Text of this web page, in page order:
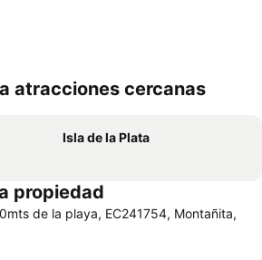
atracciones cercanas
Isla de la Plata
propiedad
de la playa, EC241754, Montañita,